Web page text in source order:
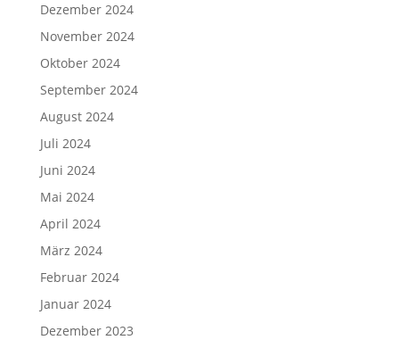
Dezember 2024
November 2024
Oktober 2024
September 2024
August 2024
Juli 2024
Juni 2024
Mai 2024
April 2024
März 2024
Februar 2024
Januar 2024
Dezember 2023